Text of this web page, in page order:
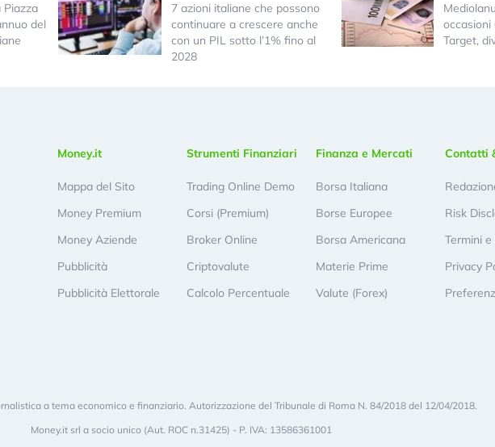
Piazza
del
7 azioni italiane che possono
continuare a crescere anche
con un PIL sotto l’1% fino al
2028
occasioni
Target,
Money.it
Mappa del Sito
Money Premium
Money Aziende
Pubblicità
Pubblicità Elettorale
Strumenti Finanziari
Trading Online Demo
Corsi (Premium)
Broker Online
Criptovalute
Calcolo Percentuale
Finanza e Mercati
Borsa Italiana
Borse Europee
Borsa Americana
Materie Prime
Valute (Forex)
Contatti
Risk
Termini
Privacy
a tema economico e finanziario. Autorizzazione del Tribunale di Roma N. 84/2018 del 12/04/2018.
Money.it srl a socio unico (Aut. ROC n.31425) - P. IVA: 13586361001